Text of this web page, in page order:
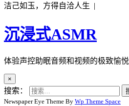
洁己如玉，方得自洽人生 |
沉浸式ASMR
体验声控助眠音频和视频的极致愉悦
×
搜索：
Newspaper Eye Theme By Wp Theme Space